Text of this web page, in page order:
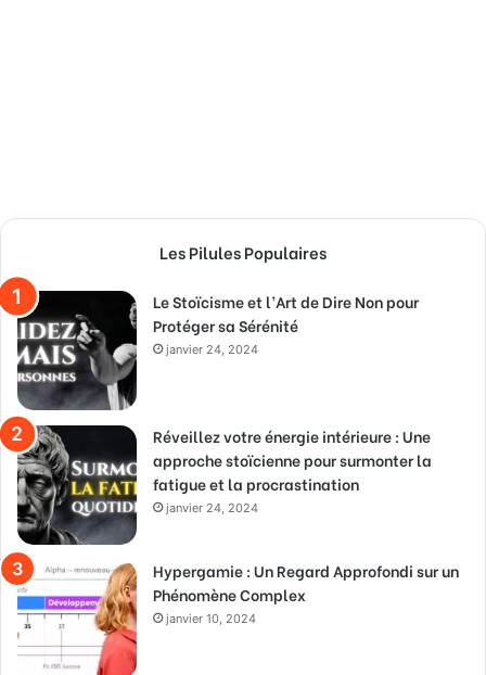
Les Pilules Populaires
Le Stoïcisme et l’Art de Dire Non pour
Protéger sa Sérénité
janvier 24, 2024
Réveillez votre énergie intérieure : Une
approche stoïcienne pour surmonter la
fatigue et la procrastination
janvier 24, 2024
Hypergamie : Un Regard Approfondi sur un
Phénomène Complex
janvier 10, 2024